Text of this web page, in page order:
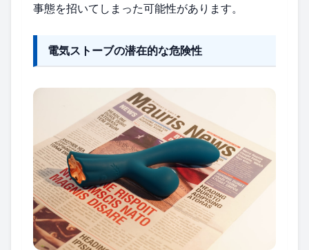
事態を招いてしまった可能性があります。
電気ストーブの潜在的な危険性